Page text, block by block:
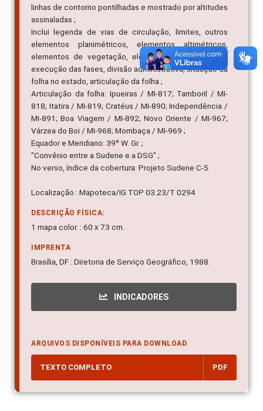
linhas de contorno pontilhadas e mostrado por altitudes
assinaladas ;
Inclui legenda de vias de circulação, limites, outros
elementos planimétricos, elementos altimétricos,
elementos de vegetação, elementos de hidrografia,
execução das fases, divisão administrativa, situação da
folha no estado, articulação da folha ;
Articulação da folha: Ipueiras / MI-817; Tamboril / MI-
818; Itatira / MI-819; Cratéus / MI-890; Independência /
MI-891; Boa Viagem / MI-892; Novo Oriente / MI-967;
Várzea do Boi / MI-968; Mombaça / MI-969 ;
Equador e Meridiano: 39º W. Gr. ;
"Convênio entre a Sudene e a DSG" ;
No verso, índice da cobertura: Projeto Sudene C-5.
Localização : Mapoteca/IG TOP 03.23/T 0294
DESCRIÇÃO FÍSICA:
1 mapa color. : 60 x 73 cm.
IMPRENTA
Brasília, DF : Diretoria de Serviço Geográfico, 1988.
INDICADORES
ARQUIVOS DISPONÍVEIS PARA DOWNLOAD
TEXTO COMPLETO PDF